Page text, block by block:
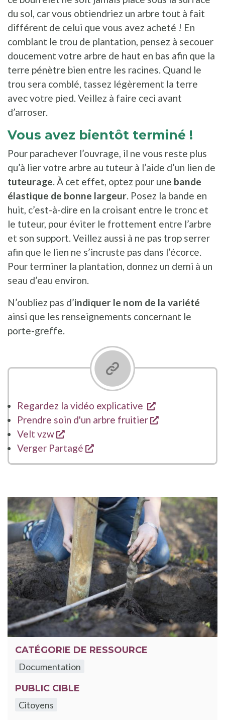
du sol, car vous obtiendriez un arbre tout à fait
différent de celui que vous avez acheté ! En
comblant le trou de plantation, pensez à secouer
doucement votre arbre de haut en bas afin que la
terre pénètre bien entre les racines. Quand le
trou sera comblé, tassez légèrement la terre
avec votre pied. Veillez à faire ceci avant
d’arroser.
Vous avez bientôt terminé !
Pour parachever l’ouvrage, il ne vous reste plus
qu’à lier votre arbre au tuteur à l’aide d’un lien de
tuteurage. À cet effet, optez pour une bande
élastique de bonne largeur. Posez la bande en
huit, c’est-à-dire en la croisant entre le tronc et
le tuteur, pour éviter le frottement entre l’arbre
et son support. Veillez aussi à ne pas trop serrer
afin que le lien ne s’incruste pas dans l’écorce.
Pour terminer la plantation, donnez un demi à un
seau d’eau environ.
N’oubliez pas d’indiquer le nom de la variété
ainsi que les renseignements concernant le
porte-greffe.
Regardez la vidéo explicative
s'ouvre dans
Prendre soin d'un arbre fruitier
s'ouvre dans
Velt vzw
s'ouvre dans une nouvelle fenêtre
Verger Partagé
s'ouvre dans une nouvelle
CATÉGORIE DE RESSOURCE
Documentation
PUBLIC CIBLE
Citoyens